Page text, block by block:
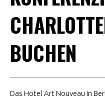
BUCHEN
Das Hotel Art Nouveau in